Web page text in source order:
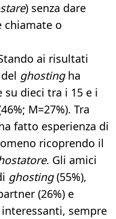
) senza dare
chiamate o
ai risultati
ghosting ha
dieci tra i 15 e i
M=27%). Tra
fatto esperienza di
ricoprendo il
. Gli amici
ghosting(55%),
(26%) e
sempre